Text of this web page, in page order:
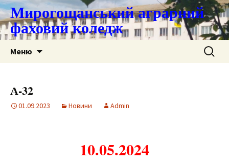
Мирогощанський аграрний
фаховий коледж
Меню Пошук:
А-32
01.09.2023 Новини Admin
10.05.2024